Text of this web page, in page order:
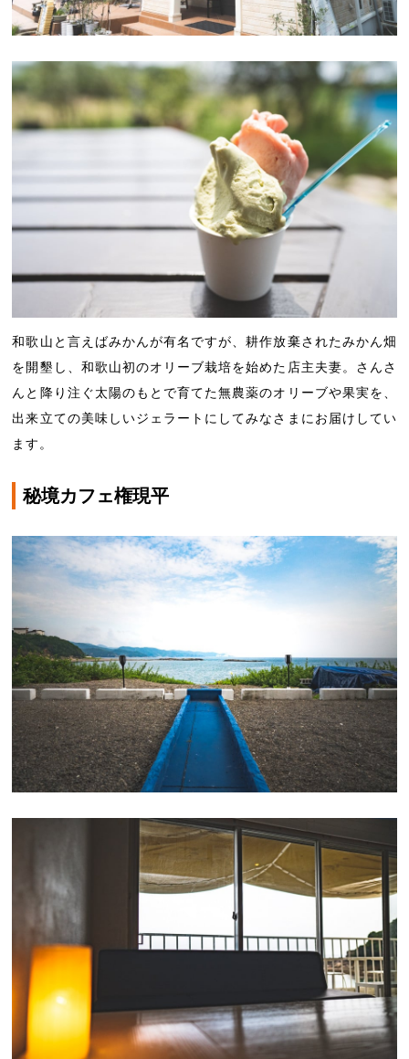
和歌山と言えばみかんが有名ですが、耕作放棄されたみかん畑
を開墾し、和歌山初のオリーブ栽培を始めた店主夫妻。さんさ
んと降り注ぐ太陽のもとで育てた無農薬のオリーブや果実を、
出来立ての美味しいジェラートにしてみなさまにお届けしてい
ます。
秘境カフェ権現平